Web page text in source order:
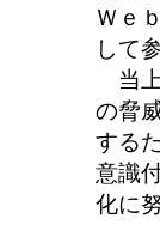
Ｗｅ
して
当上
の脅
する
意識
化に